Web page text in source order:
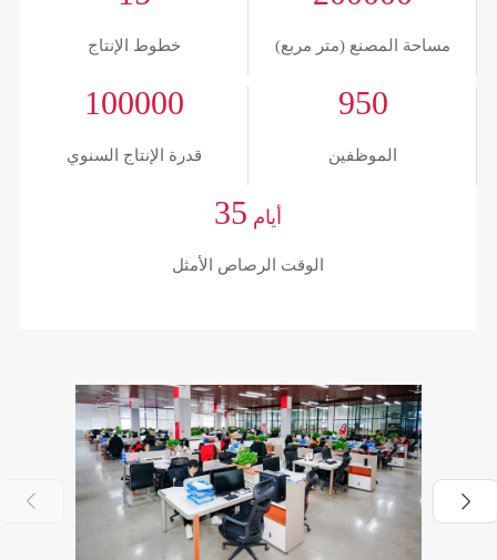
خطوط الإنتاج مساحة المصنع (متر مربع)
100000
قدرة الإنتاج السنوي
950
الموظفين
35 أيام
الوقت الرصاص الأمثل
 